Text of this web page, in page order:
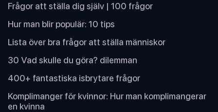
Frågor att ställa dig själv | 100 frågor
Hur man blir populär: 10 tips
Lista över bra frågor att ställa människor
30 Vad skulle du göra? dilemman
400+ fantastiska isbrytare frågor
Komplimanger för kvinnor: Hur man komplimangerar
en kvinna